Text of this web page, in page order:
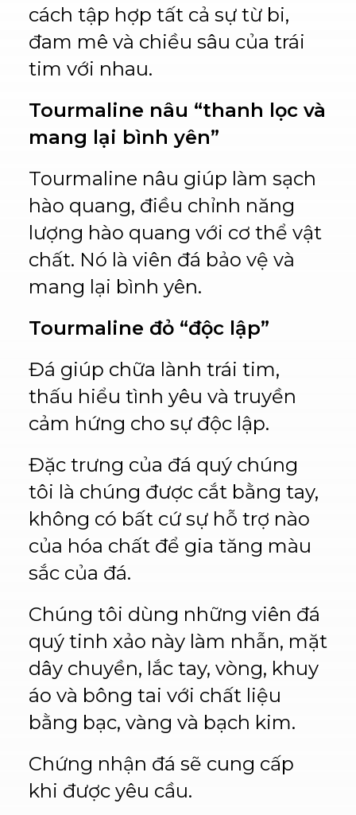
cách tập hợp tất cả sự từ bi,
đam mê và chiều sâu của trái
tim với nhau.
Tourmaline nâu “thanh lọc và
mang lại bình yên”
Tourmaline nâu giúp làm sạch
hào quang, điều chỉnh năng
lượng hào quang với cơ thể vật
chất. Nó là viên đá bảo vệ và
mang lại bình yên.
Tourmaline đỏ “độc lập”
Đá giúp chữa lành trái tim,
thấu hiểu tình yêu và truyền
cảm hứng cho sự độc lập.
Đặc trưng của đá quý chúng
tôi là chúng được cắt bằng tay,
không có bất cứ sự hỗ trợ nào
của hóa chất để gia tăng màu
sắc của đá.
Chúng tôi dùng những viên đá
quý tinh xảo này làm nhẫn, mặt
dây chuyền, lắc tay, vòng, khuy
áo và bông tai với chất liệu
bằng bạc, vàng và bạch kim.
Chứng nhận đá sẽ cung cấp
khi được yêu cầu.